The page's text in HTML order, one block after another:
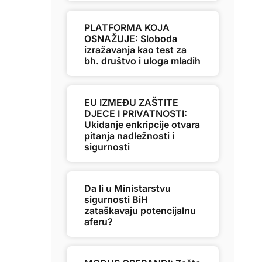
PLATFORMA KOJA
OSNAŽUJE: Sloboda
izražavanja kao test za
bh. društvo i uloga mladih
EU IZMEĐU ZAŠTITE
DJECE I PRIVATNOSTI:
Ukidanje enkripcije otvara
pitanja nadležnosti i
sigurnosti
Da li u Ministarstvu
sigurnosti BiH
zataškavaju potencijalnu
aferu?